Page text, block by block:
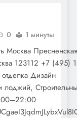
0 1 минуты
Москва Пресненская
123112 +7 (495)
Дизайн
лоджий,